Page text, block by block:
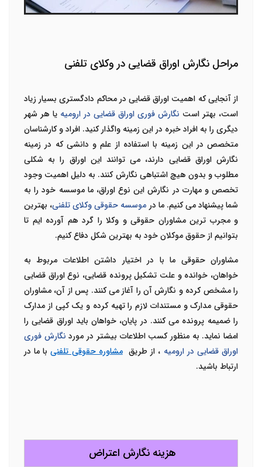
مراحل نگارش اوراق قضایی در وکلای تلفنی
از آنجایی که اهمیت اوراق قضایی در محاکم دادگستری بسیار زیاد
است، بهتر است نگارش فوری اوراق قضایی در ارومیه یا هر شهر
دیگری را به افراد خبره در این زمینه واگذار کنید. افراد و کارشناسان
متخصص در این زمینه با استفاده از علم و دانشی که در زمینه
نگارش اوراق قضایی دارند، می توانند این اوراق را به شکلی
مطلوب و بدون هیچ اشتباهی نگارش کنند. به دلیل اهمیت وجود
تخصص و مهارت در نگارش این نوع اوراق، ما موسسه خود را به
شما پیشنهاد می کنیم. ما در موسسه حقوقی وکلای تلفنی، بهترین
و مجرب ترین مشاوران حقوقی و وکلا را گرد هم آورده ایم تا
بتوانیم از حقوق موکلان خود به بهترین شکل دفاع کنیم.
مشاوران حقوقی ما با در اختیار داشتن اطلاعات مربوط به
خواهان، خوانده و علت تشکیل پرونده قضایی، نوع اوراق قضایی
را مشخص کرده و نگارش آن را آغاز می کنند. پس از آن، مشاوران
حقوقی مدارک و مستندات لازم را تهیه کرده و یک کپی از مدارک
را ضمیمه پرونده می کنند. در پایان، خواهان باید اوراق قضایی را
امضا نماید. به منظور کسب اطلاعات بیشتر در مورد نگارش فوری
اوراق قضایی در ارومیه ، از طریق مشاوره حقوقی تلفنی با ما در
ارتباط باشید.
هزینه نگارش اعتراض